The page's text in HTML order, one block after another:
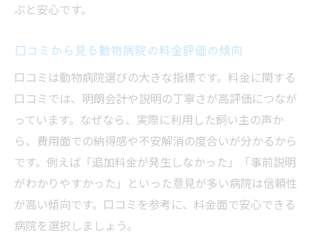
ぶと安心です。
口コミから見る動物病院の料金評価の傾向
口コミは動物病院選びの大きな指標です。料金に関する
口コミでは、明朗会計や説明の丁寧さが高評価につなが
っています。なぜなら、実際に利用した飼い主の声か
ら、費用面での納得感や不安解消の度合いが分かるから
です。例えば「追加料金が発生しなかった」「事前説明
がわかりやすかった」といった意見が多い病院は信頼性
が高い傾向です。口コミを参考に、料金面で安心できる
病院を選択しましょう。